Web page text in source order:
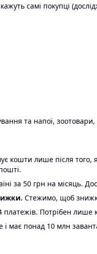
самі покупці
та напої,
кошти лише після
за 50 грн на місяць.
Стежимо, щоб
платежів. Потрібен лише
і має понад 10 млн